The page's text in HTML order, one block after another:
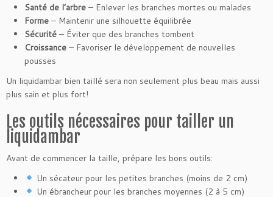
Santé de l’arbre – Enlever les branches mortes ou malades
Forme – Maintenir une silhouette équilibrée
Sécurité – Éviter que des branches tombent
Croissance – Favoriser le développement de nouvelles
pousses
Un liquidambar bien taillé sera non seulement plus beau mais aussi
plus sain et plus fort!
Les outils nécessaires pour tailler un
liquidambar
Avant de commencer la taille, prépare les bons outils:
Un sécateur pour les petites branches (moins de 2 cm)
Un ébrancheur pour les branches moyennes (2 à 5 cm)